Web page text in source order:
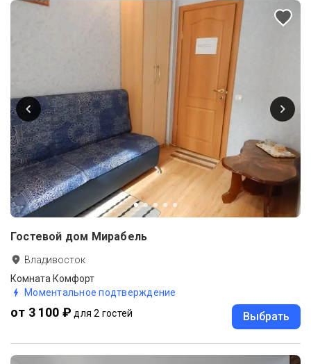
Гостевой дом Мирабель
Владивосток
Комната Комфорт
Моментальное подтверждение
от 3 100 ₽ для 2 гостей Выбрать